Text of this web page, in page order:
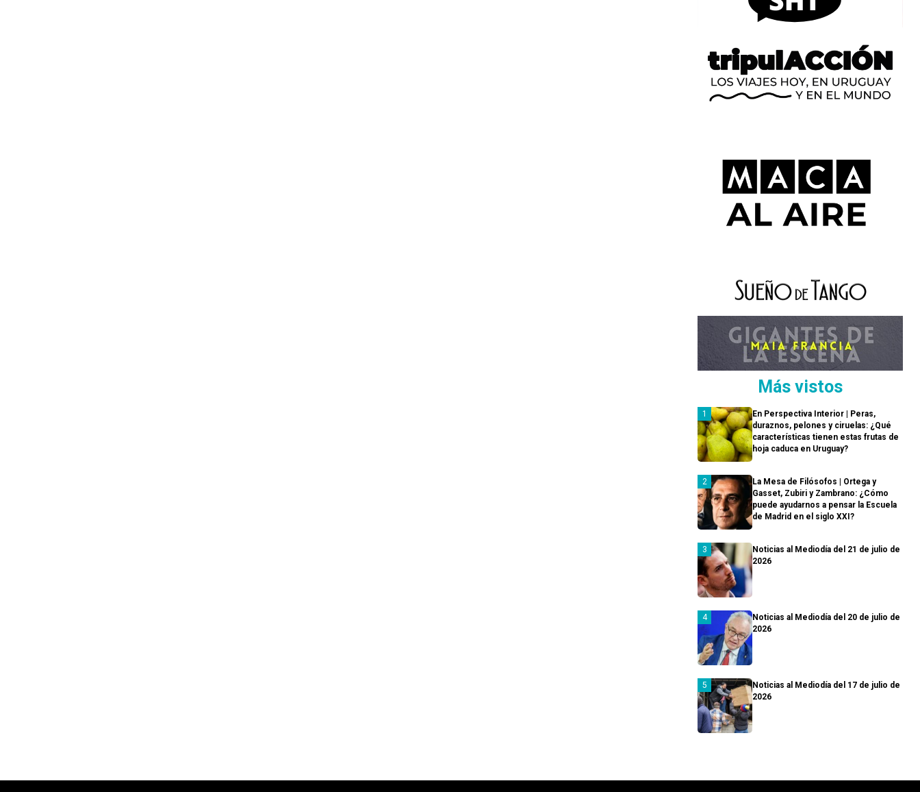
Más vistos
En Perspectiva Interior | Peras,
duraznos, pelones y ciruelas: ¿Qué
características tienen estas frutas de
hoja caduca en Uruguay?
La Mesa de Filósofos | Ortega y
Gasset, Zubiri y Zambrano: ¿Cómo
puede ayudarnos a pensar la Escuela
de Madrid en el siglo XXI?
Noticias al Mediodía del 21 de julio de
2026
Noticias al Mediodía del 20 de julio de
2026
Noticias al Mediodía del 17 de julio de
2026